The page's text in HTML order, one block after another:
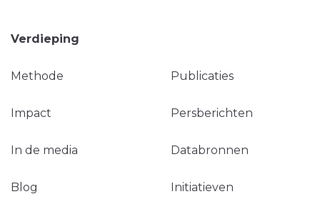
Verdieping
Methode Publicaties
Impact Persberichten
In de media Databronnen
Blog Initiatieven